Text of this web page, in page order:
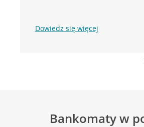
Dowiedz się więcej
Bankomaty w